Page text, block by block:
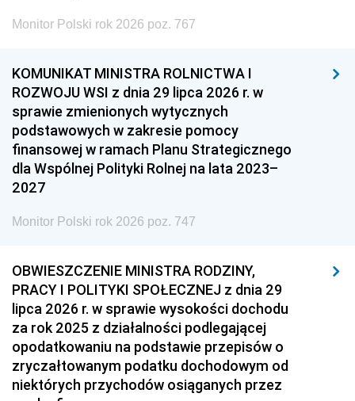
Monitor Polski rok 2026 poz. 767
KOMUNIKAT MINISTRA ROLNICTWA I
ROZWOJU WSI z dnia 29 lipca 2026 r. w
sprawie zmienionych wytycznych
podstawowych w zakresie pomocy
finansowej w ramach Planu Strategicznego
dla Wspólnej Polityki Rolnej na lata 2023–
2027
Monitor Polski rok 2026 poz. 747
OBWIESZCZENIE MINISTRA RODZINY,
PRACY I POLITYKI SPOŁECZNEJ z dnia 29
lipca 2026 r. w sprawie wysokości dochodu
za rok 2025 z działalności podlegającej
opodatkowaniu na podstawie przepisów o
zryczałtowanym podatku dochodowym od
niektórych przychodów osiąganych przez